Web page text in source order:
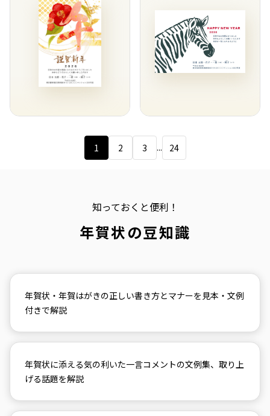
1 2 3 ... 24
知っておくと便利！
年賀状の豆知識
年賀状・年賀はがきの正しい書き方とマナーを見本・文例
付きで解説
年賀状に添える気の利いた一言コメントの文例集、取り上
げる話題を解説